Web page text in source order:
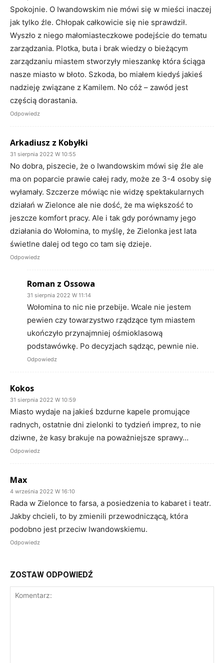
Spokojnie. O Iwandowskim nie mówi się w mieści inaczej
jak tylko źle. Chłopak całkowicie się nie sprawdził.
Wyszło z niego małomiasteczkowe podejście do tematu
zarządzania. Plotka, buta i brak wiedzy o bieżącym
zarządzaniu miastem stworzyły mieszankę która ściąga
nasze miasto w błoto. Szkoda, bo miałem kiedyś jakieś
nadzieję związane z Kamilem. No cóż – zawód jest
częścią dorastania.
Odpowiedz
Arkadiusz z Kobyłki
31 sierpnia 2022 W 10:55
No dobra, piszecie, że o Iwandowskim mówi się źle ale
ma on poparcie prawie całej rady, może ze 3-4 osoby się
wyłamały. Szczerze mówiąc nie widzę spektakularnych
działań w Zielonce ale nie dość, że ma większość to
jeszcze komfort pracy. Ale i tak gdy porównamy jego
działania do Wołomina, to myślę, że Zielonka jest lata
świetlne dalej od tego co tam się dzieje.
Odpowiedz
Roman z Ossowa
31 sierpnia 2022 W 11:14
Wołomina to nic nie przebije. Wcale nie jestem
pewien czy towarzystwo rządzące tym miastem
ukończyło przynajmniej ośmioklasową
podstawówkę. Po decyzjach sądząc, pewnie nie.
Odpowiedz
Kokos
31 sierpnia 2022 W 10:59
Miasto wydaje na jakieś bzdurne kapele promujące
radnych, ostatnie dni zielonki to tydzień imprez, to nie
dziwne, że kasy brakuje na poważniejsze sprawy…
Odpowiedz
Max
4 września 2022 W 16:10
Rada w Zielonce to farsa, a posiedzenia to kabaret i teatr.
Jakby chcieli, to by zmienili przewodniczącą, która
podobno jest przeciw Iwandowskiemu.
Odpowiedz
ZOSTAW ODPOWIEDŹ